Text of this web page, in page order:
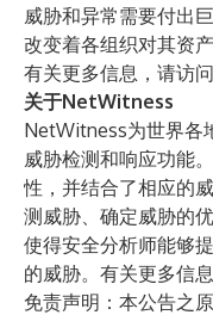
威胁和异常需要付出
改变着各组织对其资
有关更多信息，请访问
关于NetWitness
NetWitness为世界各
威胁检测和响应功能
性，并结合了相应的
测威胁、确定威胁的
使得安全分析师能够
的威胁。有关更多信
免责声明：本公告之